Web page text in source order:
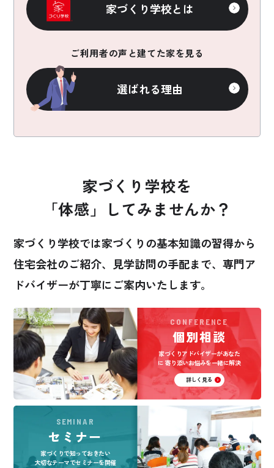
家づくり学校とは
ご利用者の声と建てた家を見る
選ばれる理由
家づくり学校を
「体感」してみませんか？
家づくり学校では家づくりの基本知識の習得から
住宅会社のご紹介、見学訪問の手配まで、 専門ア
ドバイザーが丁寧にご案内いたします。
CONFERENCE
個別相談
家づくりアドバイザーがあなた
に 寄り添いお悩みを一緒に解決
詳しく見る
SEMINAR
セミナー
家づくりで知っておきたい
大切なテーマでセミナーを開催